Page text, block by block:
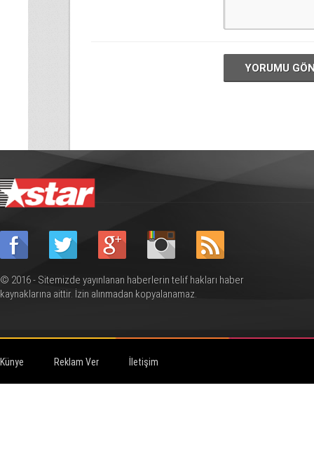
YORUMU
© 2016 - Sitemizde yayınlanan haberlerin telif hakları haber
kaynaklarına aittir. İzin alınmadan kopyalanamaz.
Künye Reklam Ver İletişim